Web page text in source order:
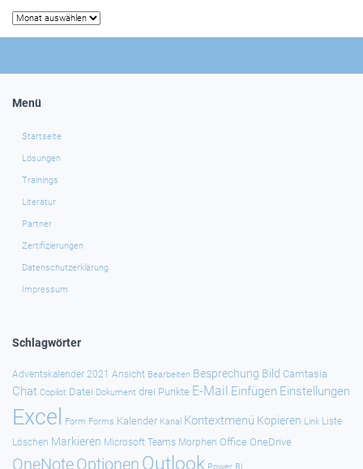
Archiv
Menü
Startseite
Lösungen
Trainings
Literatur
Partner
Zertifizierungen
Datenschutzerklärung
Impressum
Schlagwörter
Adventskalender 2021 Ansicht Bearbeiten Besprechung Bild Camtasia
Chat Copilot Datei Dokument drei Punkte E-Mail Einfügen Einstellungen
Excel Form Forms Kalender Kanal Kontextmenü Kopieren Link Liste
Löschen Markieren Microsoft Teams Morphen Office OneDrive
OneNoteOptionen Outlook Power BI